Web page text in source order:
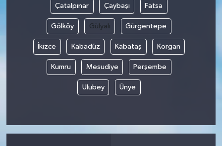
Çatalpınar Çaybaşı Fatsa
Gölköy Gülyalı Gürgentepe
İkizce Kabadüz Kabataş Korgan
Kumru Mesudiye Perşembe
Ulubey Ünye